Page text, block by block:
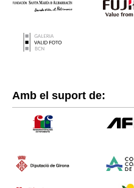
Amb el suport de: